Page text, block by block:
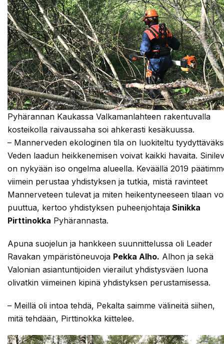
Pyhärannan Kaukassa Valkamanlahteen rakentuvalla
kosteikolla raivaussaha soi ahkerasti kesäkuussa.
– Mannerveden ekologinen tila on luokiteltu
Veden laadun heikkenemisen voivat kaikki havaita.
on nykyään iso ongelma alueella. Keväällä 2019
viimein perustaa yhdistyksen ja tutkia, mistä ravinteet
Mannerveteen tulevat ja miten heikentyneeseen tilaan
puuttua, kertoo yhdistyksen puheenjohtaja Sinikka
Pirttinokka Pyhärannasta.
Apuna suojelun ja hankkeen suunnittelussa oli Leader
Ravakan ympäristöneuvoja Pekka Alho. Alhon ja sekä
Valonian asiantuntijoiden vierailut yhdistysväen luona
olivatkin viimeinen kipinä yhdistyksen perustamisessa.
– Meillä oli intoa tehdä, Pekalta saimme välineitä siihen,
mitä tehdään, Pirttinokka kiittelee.